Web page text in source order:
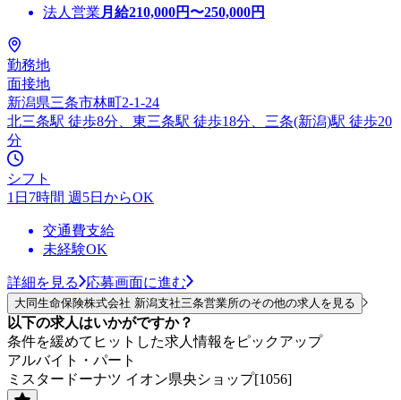
法人営業 月給210,000円〜250,000円
勤務地
面接地
新潟県三条市林町2-1-24
北三条駅 徒歩8分、東三条駅 徒歩18分、三条(新潟)駅 徒歩20
分
シフト
1日7時間 週5日からOK
交通費支給
未経験OK
詳細を見る 応募画面に進む
大同生命保険株式会社 新潟支社三条営業所のその他の求人を見る
以下の求人はいかがですか？
条件を緩めてヒットした求人情報をピックアップ
アルバイト・パート
ミスタードーナツ イオン県央ショップ[1056]